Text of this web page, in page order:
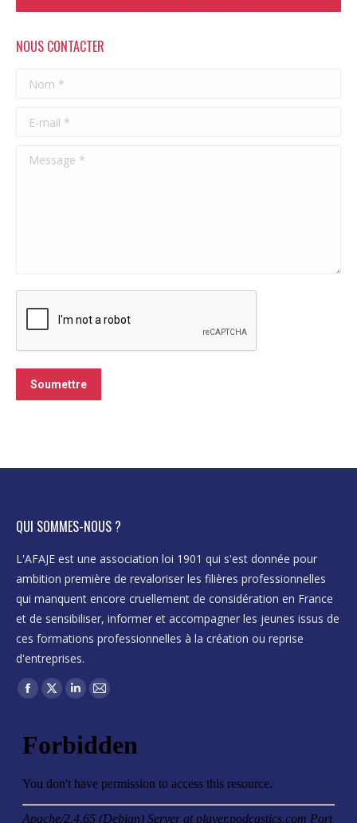
NOUS CONTACTER
Nom *
E-mail *
Message *
Soumettre
QUI SOMMES-NOUS ?
L'AFAJE est une association loi 1901 qui s'est donnée pour
ambition première de revaloriser les filières professionnelles
qui manquent encore cruellement de considération en France
et de sensibiliser, informer et accompagner les jeunes issus de
ces formations professionnelles à la création ou reprise
d'entreprises.
Trouvez nous sur :
Facebook
opens
new
window
X
opens
new
window
LinkedIn
opens
new
window
Mail
opens
new
window